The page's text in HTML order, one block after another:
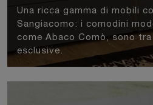
Una ricca gamma di mobili
Sangiacomo: i comodini
come Abaco Comò, sono
esclusive.